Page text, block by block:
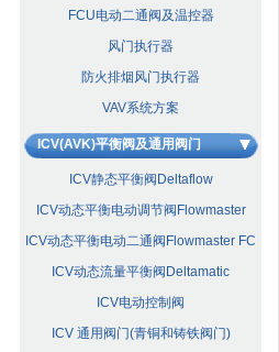
FCU电动二通阀及温控器
风门执行器
防火排烟风门执行器
VAV系统方案
ICV(AVK)平衡阀及通用阀门
ICV静态平衡阀Deltaflow
ICV动态平衡电动调节阀Flowmaster
ICV动态平衡电动二通阀Flowmaster FC
ICV动态流量平衡阀Deltamatic
ICV电动控制阀
ICV 通用阀门(青铜和铸铁阀门)